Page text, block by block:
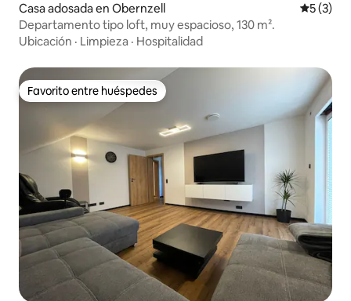
Casa adosada en Obernzell
5 (3)
Departamento tipo loft, muy espacioso, 130 m².
Ubicación · Limpieza · Hospitalidad
Favorito entre huéspedes
Favorito entre huéspedes